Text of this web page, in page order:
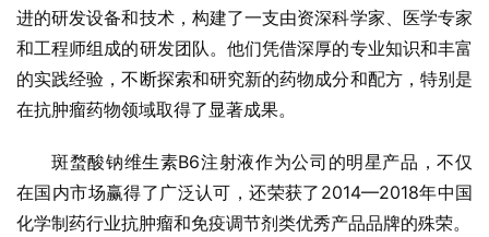
进的研发设备和技术，构建了一支由资深科学家、医学专家
和工程师组成的研发团队。他们凭借深厚的专业知识和丰富
的实践经验，不断探索和研究新的药物成分和配方，特别是
在抗肿瘤药物领域取得了显著成果。
斑蝥酸钠维生素B6注射液作为公司的明星产品，不仅
在国内市场赢得了广泛认可，还荣获了2014—2018年中国
化学制药行业抗肿瘤和免疫调节剂类优秀产品品牌的殊荣。